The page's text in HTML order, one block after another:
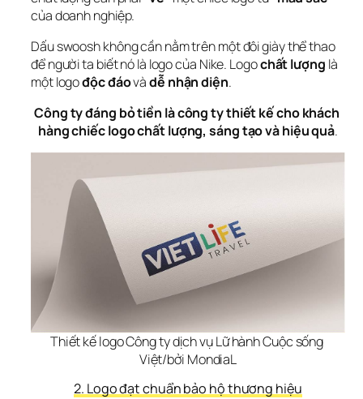
của doanh nghiệp.
Dấu swoosh không cần nằm trên một đôi giày thể thao
để người ta biết nó là logo của Nike. Logo chất lượng là
một logo độc đáo và dễ nhận diện.
Công ty đáng bỏ tiền là công ty thiết kế cho khách
hàng chiếc logo chất lượng, sáng tạo và hiệu quả.
Thiết kế logo Công ty dịch vụ Lữ hành Cuộc sống
Việt/bởi MondiaL
2. Logo đạt chuẩn bảo hộ thương hiệu